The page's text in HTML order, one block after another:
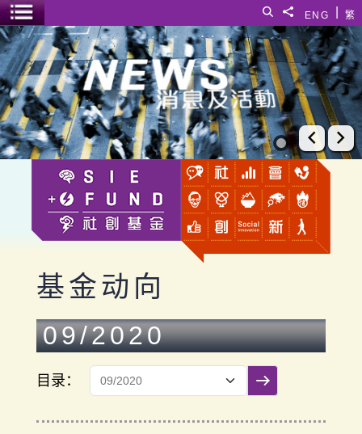
繁
ENG
分享給
搜寻
菜单开关
基金动向
上一张
下
基金动向
09/2020
目录：